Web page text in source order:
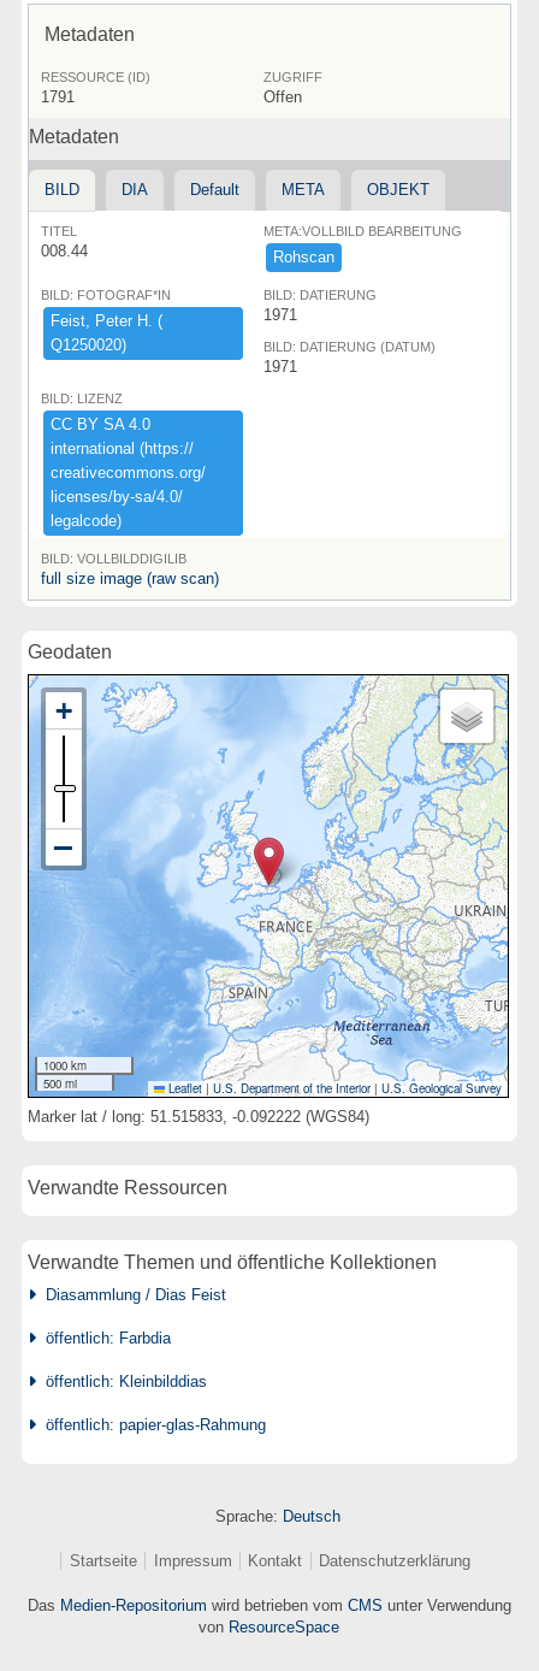
Metadaten
RESSOURCE (ID)
1791
ZUGRIFF
Offen
Metadaten
BILD DIA Default META OBJEKT
TITEL
008.44
META:VOLLBILD BEARBEITUNG
Rohscan
BILD: FOTOGRAF*IN
Feist,​ ​Peter ​H.​ ​(​
Q1250020)​
BILD: DATIERUNG
1971
BILD: DATIERUNG (DATUM)
1971
BILD: LIZENZ
CC ​BY ​SA ​4.​0 ​
international ​(​https:​/​/​
creativecommons.​org/​
licenses/​by-​sa/​4.​0/​
legalcode)​
BILD: VOLLBILDDIGILIB
full size image (raw scan)
Geodaten
1000 km
500 mi
Leaflet | U.S. Department of the Interior|U.S. Geological Survey
Marker lat / long: 51.515833, -0.092222 (WGS84)
Verwandte Ressourcen
Verwandte Themen und öffentliche Kollektionen
Diasammlung / Dias Feist
öffentlich: Farbdia
öffentlich: Kleinbilddias
öffentlich: papier-glas-Rahmung
Sprache: Deutsch
Startseite Impressum Kontakt Datenschutzerklärung
Das Medien-Repositorium wird betrieben vom CMS unter Verwendung
von ResourceSpace